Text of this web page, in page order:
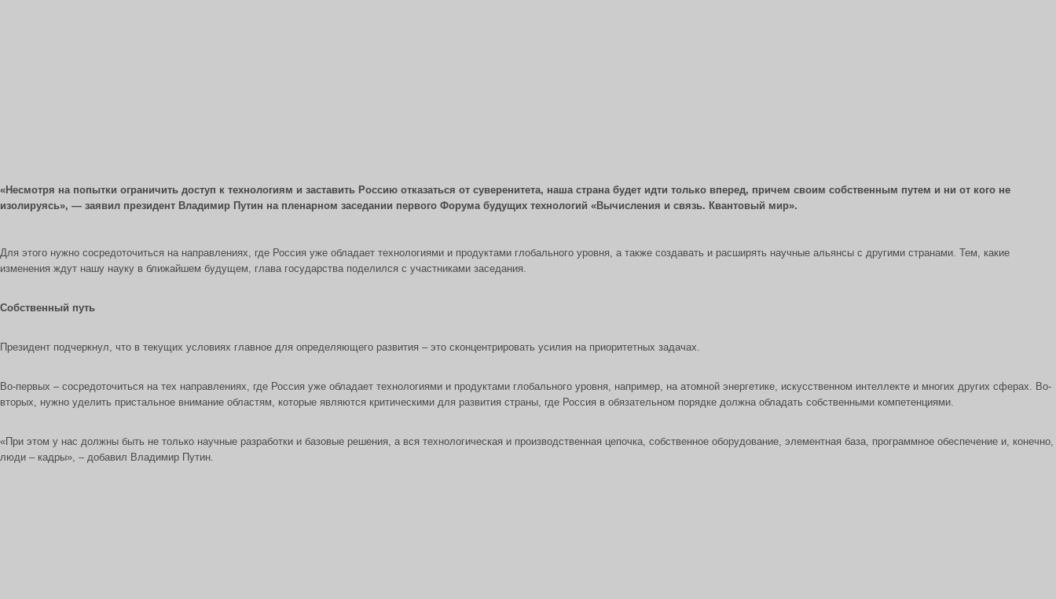
«Несмотря на попытки ограничить доступ к технологиям и заставить Россию отказаться от суверенитета, наша страна будет идти только вперед, причем своим собственным путем и ни от кого не
изолируясь», — заявил президент Владимир Путин на пленарном заседании первого Форума будущих технологий «Вычисления и связь. Квантовый мир».
Для этого нужно сосредоточиться на направлениях, где Россия уже обладает технологиями и продуктами глобального уровня, а также создавать и расширять научные альянсы с другими странами. Тем, какие
изменения ждут нашу науку в ближайшем будущем, глава государства поделился с участниками заседания.
Собственный путь
Президент подчеркнул, что в текущих условиях главное для определяющего развития – это сконцентрировать усилия на приоритетных задачах.
Во-первых – сосредоточиться на тех направлениях, где Россия уже обладает технологиями и продуктами глобального уровня, например, на атомной энергетике, искусственном интеллекте и многих других сферах. Во-
вторых, нужно уделить пристальное внимание областям, которые являются критическими для развития страны, где Россия в обязательном порядке должна обладать собственными компетенциями.
«При этом у нас должны быть не только научные разработки и базовые решения, а вся технологическая и производственная цепочка, собственное оборудование, элементная база, программное обеспечение и, конечно,
люди – кадры», – добавил Владимир Путин.